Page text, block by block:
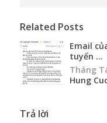
Related Posts
Email
tuyển ...
Tháng
Hung
Trả lời